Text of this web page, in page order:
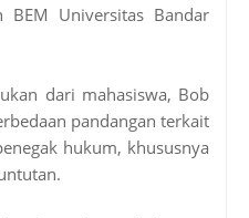
BEM Universitas Bandar
dari mahasiswa, Bob
pandangan terkait
hukum, khususnya